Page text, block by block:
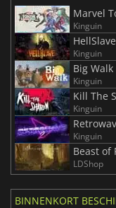
Marvel
Kinguin
Kinguin
Big Walk
Kinguin
Kill The
Kinguin
Kinguin
Beast of
LDShop
BINNENKORT